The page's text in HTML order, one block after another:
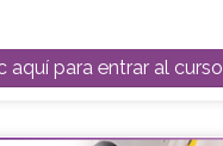
aquí para entrar al curso